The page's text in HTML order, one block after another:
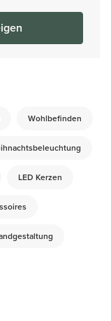
Wohlbefinden
LED Kerzen